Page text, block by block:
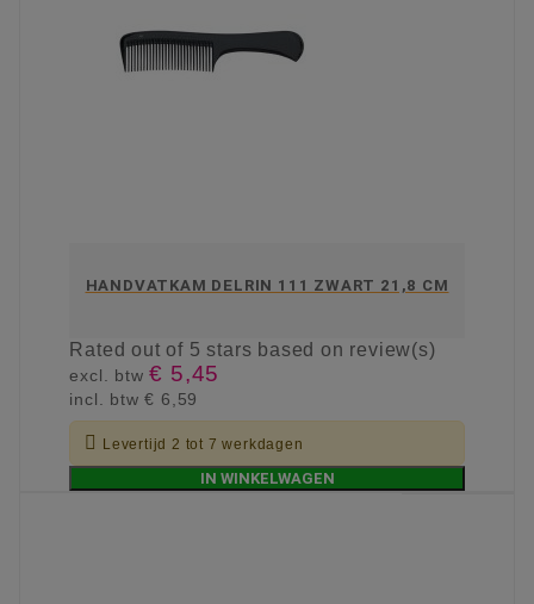
HANDVATKAM DELRIN 111 ZWART 21,8 CM
Ratedout of 5 stars based on review(s)
excl. btw€ 5,45
incl. btw€ 6,59
 Levertijd 2 tot 7 werkdagen
IN WINKELWAGEN